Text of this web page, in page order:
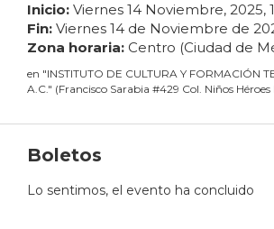
Inicio: Viernes 14 Noviembre, 2025,
Fin: Viernes 14 de Noviembre de
Zona horaria: Centro (Ciudad de
en "INSTITUTO DE CULTURA Y FORMACIÓN
A.C." (Francisco Sarabia #429 Col. Niños
Boletos
Lo sentimos, el evento ha concluido